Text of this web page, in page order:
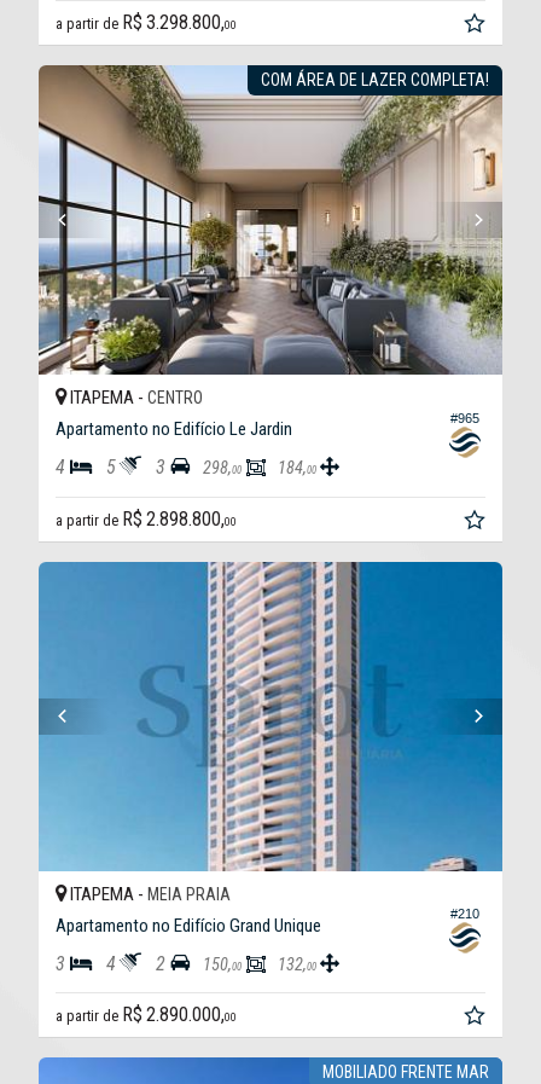
a partir de R$ 3.298.800,00
COM ÁREA DE LAZER COMPLETA!
#965
ITAPEMA - CENTRO
Apartamento no Edifício Le Jardin
4 5 3 298,00 184,00
a partir de R$ 2.898.800,00
#210
ITAPEMA - MEIA PRAIA
Apartamento no Edifício Grand Unique
3 4 2 150,00 132,00
a partir de R$ 2.890.000,00
MOBILIADO FRENTE MAR